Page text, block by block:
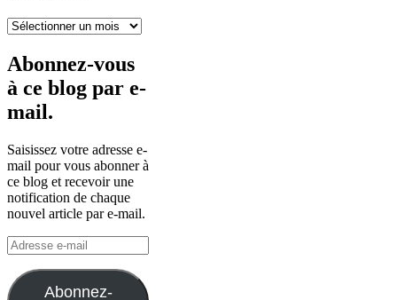
Archives
Abonnez-vous
à ce blog par e-
mail.
Saisissez votre adresse e-
mail pour vous abonner à
ce blog et recevoir une
notification de chaque
nouvel article par e-mail.
Adresse
e-
mail
Abonnez-